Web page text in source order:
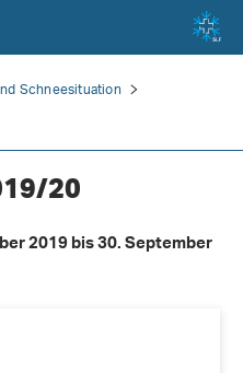
Schneesituation
20
2019 bis 30. September